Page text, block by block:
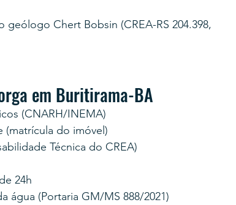
Chert Bobsin (CREA-RS 204.398,
em Buritirama-BA
(CNARH/INEMA)
(matrícula do imóvel)
Técnica do CREA)
24h
água (Portaria GM/MS 888/2021)